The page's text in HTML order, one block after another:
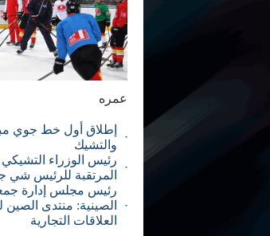
عمره
إطلاق أول خط جوي
والتشيك
رئيس الوزراء التشيكي
المرتقبة للرئيس شي
رئيس مجلس إدارة
الصينية: منتدى الصين
العلاقات التجارية